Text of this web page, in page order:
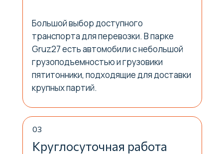
Большой выбор доступного
транспорта для перевозки. В парке
Gruz27 есть автомобили с небольшой
грузоподъемностью и грузовики
пятитонники, подходящие для доставки
крупных партий.
Круглосуточная работа
03
Связаться
ответим на все ваши вопросы!
ГРУЗ 27